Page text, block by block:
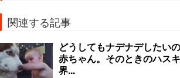
関連する記事
どうしてもナデナデしたい
赤ちゃん。そのときのハス
界...